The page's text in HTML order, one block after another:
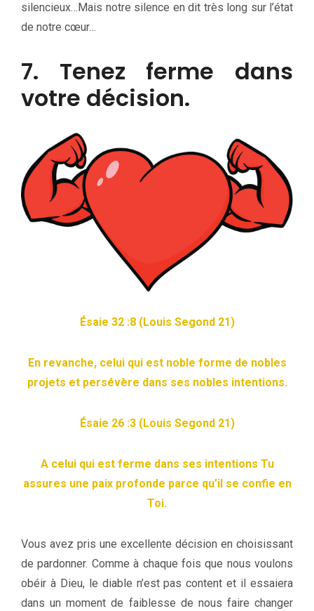
silencieux…Mais notre silence en dit très long sur l’état
de notre cœur…
7. Tenez ferme dans
votre décision.
Ésaie 32 :8 (Louis Segond 21)
En revanche, celui qui est noble forme de nobles
projets et persévère dans ses nobles intentions.
Ésaie 26 :3 (Louis Segond 21)
A celui qui est ferme dans ses intentions Tu
assures une paix profonde parce qu’il se confie en
Toi.
Vous avez pris une excellente décision en choisissant
de pardonner. Comme à chaque fois que nous voulons
obéir à Dieu, le diable n’est pas content et il essaiera
dans un moment de faiblesse de nous faire changer